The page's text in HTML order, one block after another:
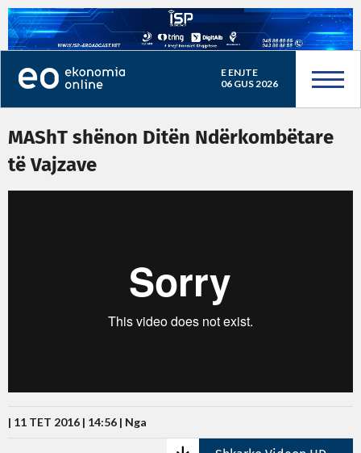
E ENJTE
06 GUS 2026
MAShT shënon Ditën Ndërkombëtare
të Vajzave
| 11 TET 2016 | 14:56 | Nga